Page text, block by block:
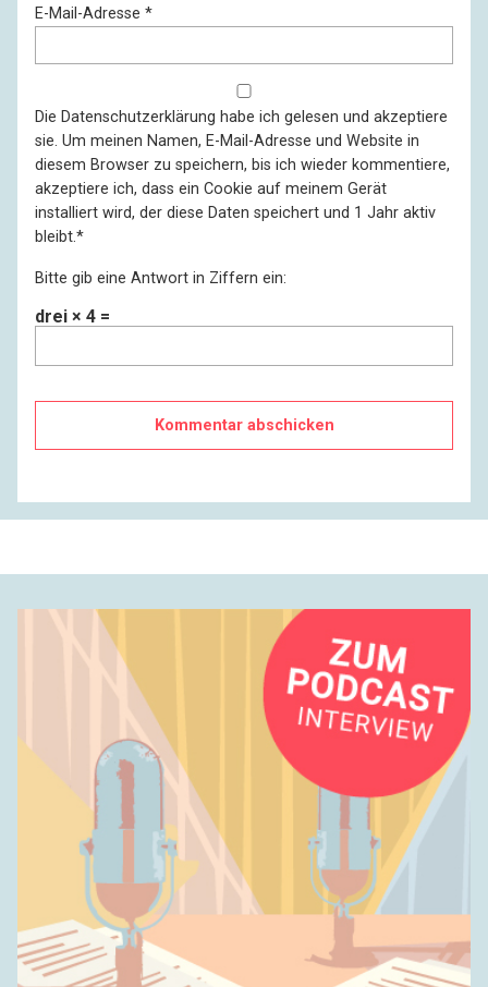
E-Mail-Adresse *
Die Datenschutzerklärung habe ich gelesen und akzeptiere
sie. Um meinen Namen, E-Mail-Adresse und Website in
diesem Browser zu speichern, bis ich wieder kommentiere,
akzeptiere ich, dass ein Cookie auf meinem Gerät
installiert wird, der diese Daten speichert und 1 Jahr aktiv
bleibt.*
Bitte gib eine Antwort in Ziffern ein:
drei × 4 =